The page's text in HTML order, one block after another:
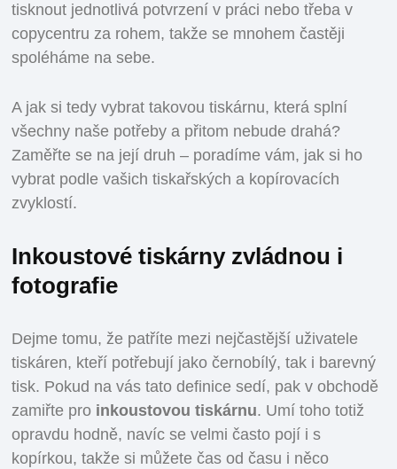
tisknout jednotlivá potvrzení v práci nebo třeba v
copycentru za rohem, takže se mnohem častěji
spoléháme na sebe.
A jak si tedy vybrat takovou tiskárnu, která splní
všechny naše potřeby a přitom nebude drahá?
Zaměřte se na její druh – poradíme vám, jak si ho
vybrat podle vašich tiskařských a kopírovacích
zvyklostí.
Inkoustové tiskárny zvládnou i
fotografie
Dejme tomu, že patříte mezi nejčastější uživatele
tiskáren, kteří potřebují jako černobílý, tak i barevný
tisk. Pokud na vás tato definice sedí, pak v obchodě
zamiřte pro inkoustovou tiskárnu. Umí toho totiž
opravdu hodně, navíc se velmi často pojí i s
kopírkou, takže si můžete čas od času i něco